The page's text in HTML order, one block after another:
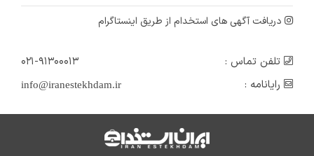
دریافت آگهی های استخدام از طریق اینستاگرام
تلفن تماس :
۰۲۱-۹۱۳۰۰۰۱۳
رایانامه :
info@iranestekhdam.ir